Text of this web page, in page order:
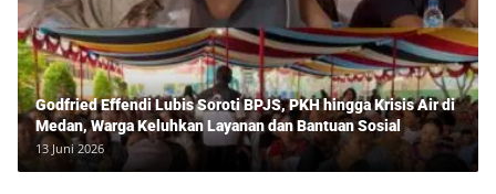
Godfried Effendi Lubis Soroti BPJS, PKH hingga Krisis Air di
Medan, Warga Keluhkan Layanan dan Bantuan Sosial
13 Juni 2026